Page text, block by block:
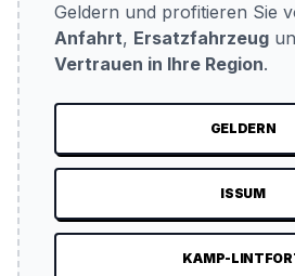
Geldern und profitieren Sie
Anfahrt, Ersatzfahrzeug
Vertrauen in Ihre Region.
GELDERN
ISSUM
KAMP-